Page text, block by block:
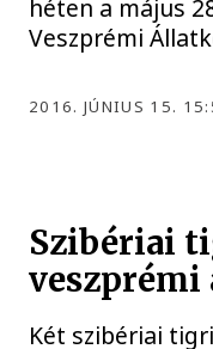
héten a május
Veszprémi
2016. JÚNIUS 15.
Szibériai
Két szibériai